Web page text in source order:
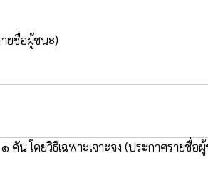
ยชื่อผู้ชนะ)
น โดยวิธีเฉพาะเจาะจง (ประกาศรายชื่อ